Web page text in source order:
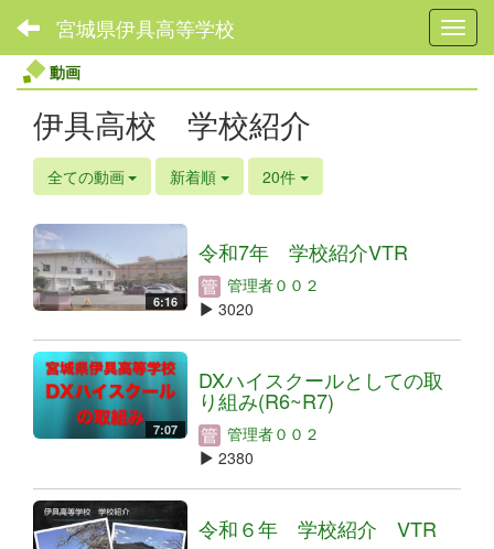
宮城県伊具高等学校
動画
伊具高校 学校紹介
全ての動画 新着順 20件
6:16
令和7年 学校紹介VTR
管理者００２
3020
7:07
DXハイスクールとしての取
り組み(R6~R7)
管理者００２
2380
令和６年 学校紹介 VTR